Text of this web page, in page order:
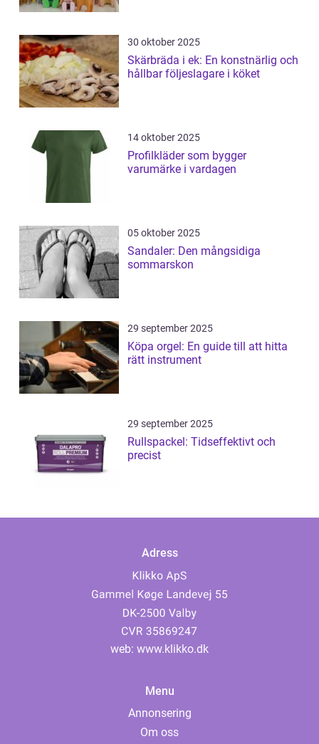
30 oktober 2025
Skärbräda i ek: En konstnärlig och
hållbar följeslagare i köket
14 oktober 2025
Profilkläder som bygger
varumärke i vardagen
05 oktober 2025
Sandaler: Den mångsidiga
sommarskon
29 september 2025
Köpa orgel: En guide till att hitta
rätt instrument
29 september 2025
Rullspackel: Tidseffektivt och
precist
Adress
web: www.klikko.dk
Menu
Annonsering
Om oss